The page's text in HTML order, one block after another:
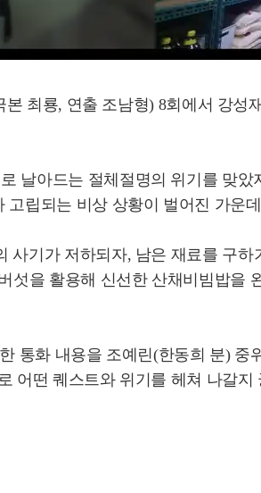
최룡, 연출 조남형) 8회에서 강
날아드는 절체절명의 위기를 맞
립되는 비상 상황이 벌어진 가운
기가 저하되자, 남은 재료를 구
을 활용해 신선한 산채비빔밥을
통화 내용을 조예린(한동희 분)
어떤 퀘스트와 위기를 헤쳐 나갈